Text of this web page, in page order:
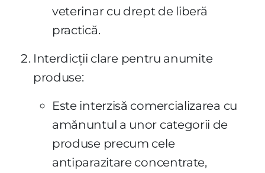
veterinar cu drept de liberă
practică.
Interdicții clare pentru anumite
produse:
Este interzisă comercializarea cu
amănuntul a unor categorii de
produse precum cele
antiparazitare concentrate,